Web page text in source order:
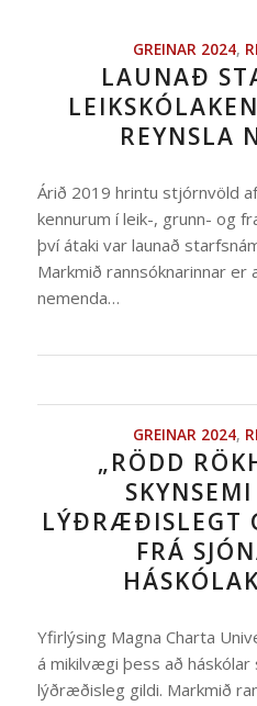
GREINAR 2024,
LAUNAÐ
REYNSLA
Árið 2019 hrintu stjórnvöld
kennurum í leik-, grunn- og
því átaki var launað
Markmið rannsóknarinnar er
nemenda…
GREINAR 2024,
„RÖDD
LÝÐRÆÐISLEGT
FRÁ
Yfirlýsing Magna Charta
á mikilvægi þess að háskólar
lýðræðisleg gildi. Markmið